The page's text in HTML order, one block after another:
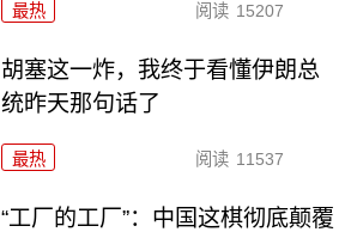
最热 阅读 15207
胡塞这一炸，我终于看懂伊朗总
统昨天那句话了
最热 阅读 11537
“工厂的工厂”：中国这棋彻底颠覆